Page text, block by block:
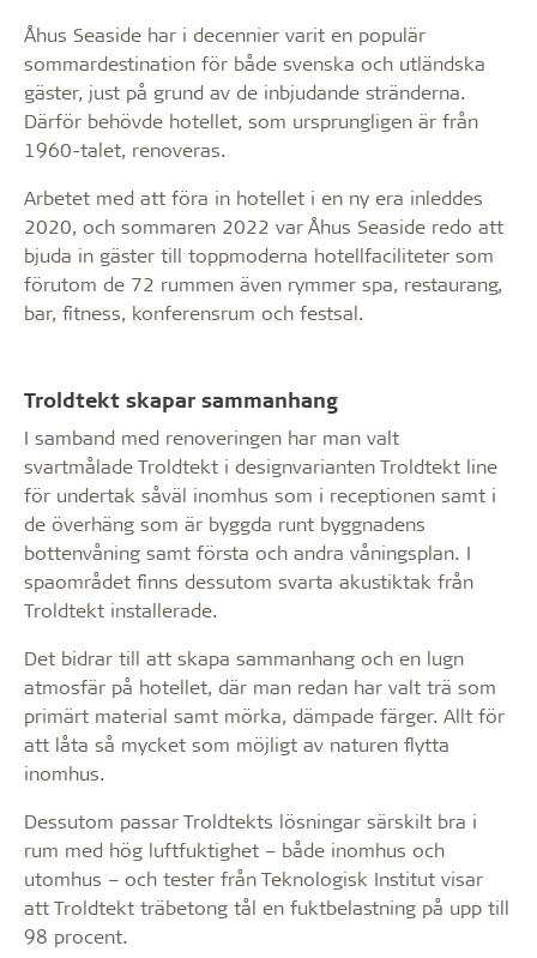
Åhus Seaside har i decennier varit en populär
sommardestination för både svenska och utländska
gäster, just på grund av de inbjudande stränderna.
Därför behövde hotellet, som ursprungligen är från
1960-talet, renoveras.
Arbetet med att föra in hotellet i en ny era inleddes
2020, och sommaren 2022 var Åhus Seaside redo att
bjuda in gäster till toppmoderna hotellfaciliteter som
förutom de 72 rummen även rymmer spa, restaurang,
bar, fitness, konferensrum och festsal.
Troldtekt skapar sammanhang
I samband med renoveringen har man valt
svartmålade Troldtekt i designvarianten Troldtekt line
för undertak såväl inomhus som i receptionen samt i
de överhäng som är byggda runt byggnadens
bottenvåning samt första och andra våningsplan. I
spaområdet finns dessutom svarta akustiktak från
Troldtekt installerade.
Det bidrar till att skapa sammanhang och en lugn
atmosfär på hotellet, där man redan har valt trä som
primärt material samt mörka, dämpade färger. Allt för
att låta så mycket som möjligt av naturen flytta
inomhus.
Dessutom passar Troldtekts lösningar särskilt bra i
rum med hög luftfuktighet – både inomhus och
utomhus – och tester från Teknologisk Institut visar
att Troldtekt träbetong tål en fuktbelastning på upp till
98 procent.